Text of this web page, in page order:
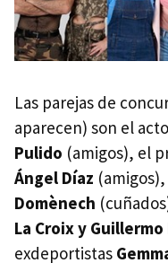
Las parejas de
aparecen) son el
Pulido (amigos), el
Ángel Díaz
Domènech
La Croix y
exdeportistas